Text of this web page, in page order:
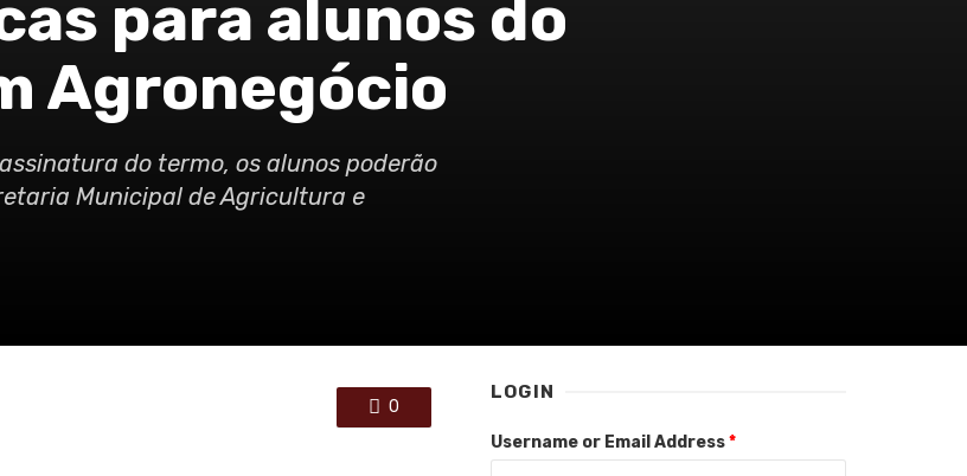
para alunos do
Agronegócio
do termo, os alunos poderão
Municipal de Agricultura e
0
LOGIN
Username or Email Address*